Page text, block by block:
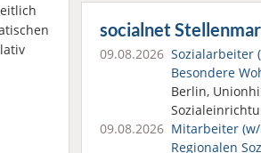
socialnet
09.08.2026 Sozialarbeiter
Besondere
Berlin,
09.08.2026 Mitarbeiter
Regionalen